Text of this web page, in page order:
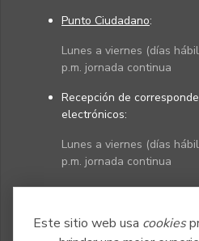
Este sitio web usa cookies
Punto Ciudadano:
Lunes a viernes (días
p.m. jornada continua
Recepción de
electrónicos:
Lunes a viernes (días
p.m. jornada continua